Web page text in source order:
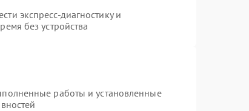
экспресс-диагностику и
без устройства
работы и установленные